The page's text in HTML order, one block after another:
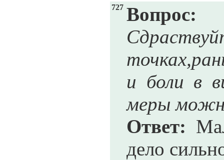
727 Вопрос:
и боли в
меры
Ответ:
дело